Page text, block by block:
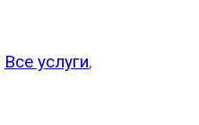
Все услуги,